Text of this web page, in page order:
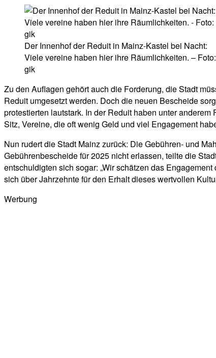
Der Innenhof der Reduit in Mainz-Kastel bei Nacht:
Viele vereine haben hier ihre Räumlichkeiten. – Foto:
gik
Zu den Auflagen gehört auch die Forderung, die Stadt
Reduit umgesetzt werden. Doch die neuen Bescheide
protestierten lautstark. In der Reduit haben unter
Sitz, Vereine, die oft wenig Geld und viel Engagement
Nun rudert die Stadt Mainz zurück: Die Gebühren- und
Gebührenbescheide für 2025 nicht erlassen, teilte die
entschuldigten sich sogar: „Wir schätzen das
sich über Jahrzehnte für den Erhalt dieses wertvollen
Werbung